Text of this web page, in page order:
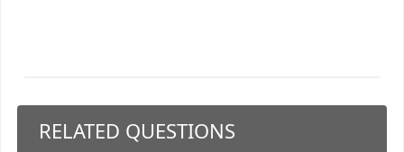
RELATED QUESTIONS